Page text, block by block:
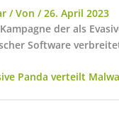
/ Von /26. April 2023
Kampagne der als
Software
Panda verteilt